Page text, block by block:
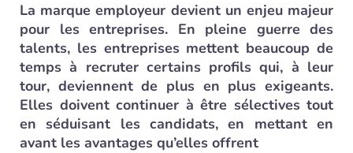
La marque employeur devient un enjeu majeur
pour les entreprises. En pleine guerre des
talents, les entreprises mettent beaucoup de
temps à recruter certains profils qui, à leur
tour, deviennent de plus en plus exigeants.
Elles doivent continuer à être sélectives tout
en séduisant les candidats, en mettant en
avant les avantages qu’elles offrent